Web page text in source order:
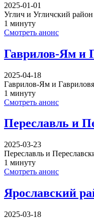
2025-01-01
Углич и Угличский
1 минуту
Смотреть анонс
Гаврилов-Ям и
2025-04-18
Гаврилов-Ям и
1 минуту
Смотреть анонс
Переславль и
2025-03-23
Переславль и
1 минуту
Смотреть анонс
Ярославский
2025-03-18